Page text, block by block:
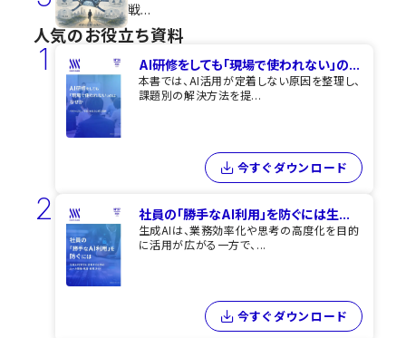
戦...
人気のお役立ち資料
1 AI研修をしても​「現場で使われない」の...
本書では、AI活用が定着しない原因を整理し、
課題別の解決方法を提...
今すぐダウンロード
2 社員の「勝手なAI利用」を​防ぐには​生...
生成AIは、業務効率化や思考の高度化を目的
に活用が広がる一方で、...
今すぐダウンロード